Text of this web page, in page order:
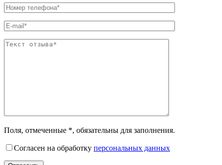
Поля, отмеченные *, обязательны для заполнения.
Согласен на обработку персональных данных